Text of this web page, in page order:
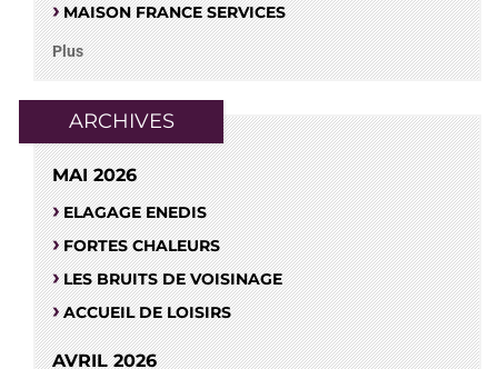
MAISON FRANCE SERVICES
Plus
ARCHIVES
MAI 2026
ELAGAGE ENEDIS
FORTES CHALEURS
LES BRUITS DE VOISINAGE
ACCUEIL DE LOISIRS
AVRIL 2026